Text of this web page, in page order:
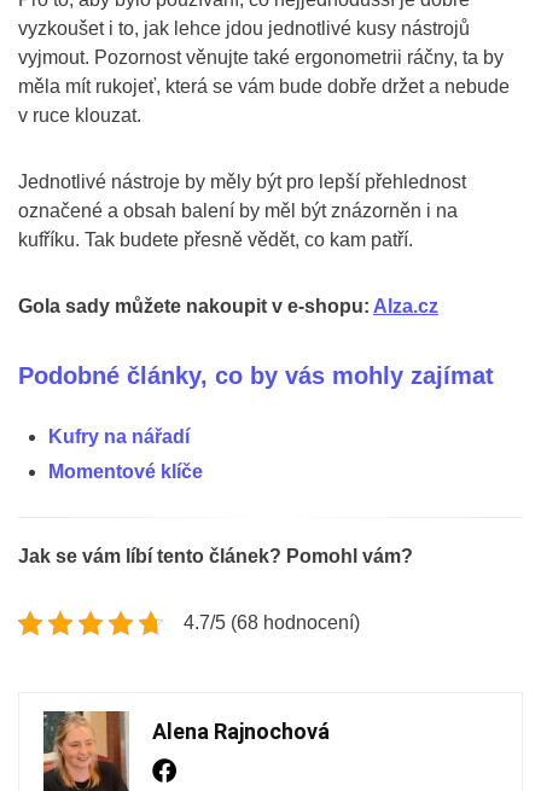
vyzkoušet i to, jak lehce jdou jednotlivé kusy nástrojů
vyjmout. Pozornost věnujte také ergonometrii ráčny, ta by
měla mít rukojeť, která se vám bude dobře držet a nebude
v ruce klouzat.
Jednotlivé nástroje by měly být pro lepší přehlednost
označené a obsah balení by měl být znázorněn i na
kufříku. Tak budete přesně vědět, co kam patří.
Gola sady můžete nakoupit v e-shopu: Alza.cz
Podobné články, co by vás mohly zajímat
Kufry na nářadí
Momentové klíče
Jak se vám líbí tento článek? Pomohl vám?
4.7/5 (68 hodnocení)
Alena Rajnochová